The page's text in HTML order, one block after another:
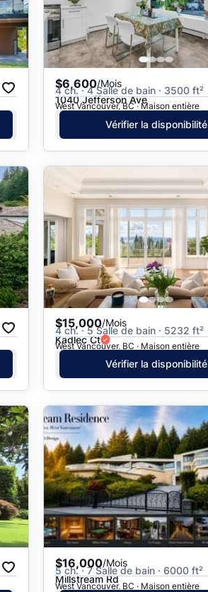
$6,600/Mois
4 ch. · 4 Salle de bain · 3500 ft²
1040 Jefferson Ave
West Vancouver, BC · Maison entière
Vérifier la disponibilité
$15,000/Mois
4 ch. · 5 Salle de bain · 5232 ft²
Kadlec Ct
West Vancouver, BC · Maison entière
Vérifier la disponibilité
$16,000/Mois
5 ch. · 7 Salle de bain · 6000 ft²
Millstream Rd
West Vancouver, BC · Maison entière